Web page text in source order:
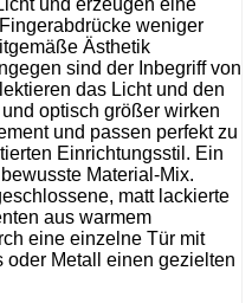
und erzeugen eine
weniger
Ästhetik
sind der Inbegriff von
das Licht und den
optisch größer wirken
und passen perfekt zu
Einrichtungsstil. Ein
Material-Mix.
matt lackierte
aus warmem
eine einzelne Tür mit
Metall einen gezielten